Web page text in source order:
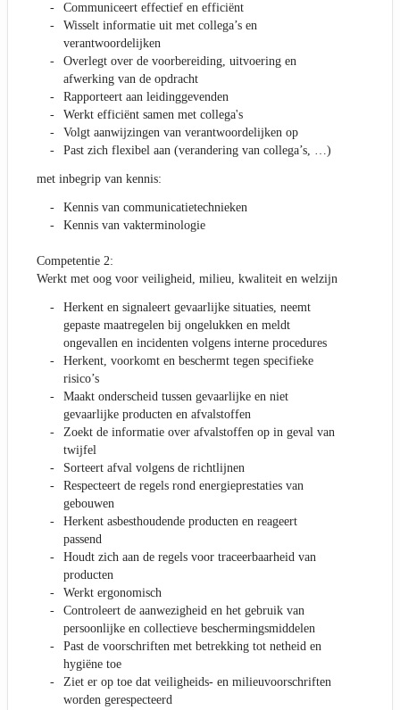
Communiceert effectief en efficiënt
Wisselt informatie uit met collega’s en
verantwoordelijken
Overlegt over de voorbereiding, uitvoering en
afwerking van de opdracht
Rapporteert aan leidinggevenden
Werkt efficiënt samen met collega's
Volgt aanwijzingen van verantwoordelijken op
Past zich flexibel aan (verandering van collega’s, …)
met inbegrip van kennis:
Kennis van communicatietechnieken
Kennis van vakterminologie
Competentie 2:
Werkt met oog voor veiligheid, milieu, kwaliteit en welzijn
Herkent en signaleert gevaarlijke situaties, neemt
gepaste maatregelen bij ongelukken en meldt
ongevallen en incidenten volgens interne procedures
Herkent, voorkomt en beschermt tegen specifieke
risico’s
Maakt onderscheid tussen gevaarlijke en niet
gevaarlijke producten en afvalstoffen
Zoekt de informatie over afvalstoffen op in geval van
twijfel
Sorteert afval volgens de richtlijnen
Respecteert de regels rond energieprestaties van
gebouwen
Herkent asbesthoudende producten en reageert
passend
Houdt zich aan de regels voor traceerbaarheid van
producten
Werkt ergonomisch
Controleert de aanwezigheid en het gebruik van
persoonlijke en collectieve beschermingsmiddelen
Past de voorschriften met betrekking tot netheid en
hygiëne toe
Ziet er op toe dat veiligheids- en milieuvoorschriften
worden gerespecteerd